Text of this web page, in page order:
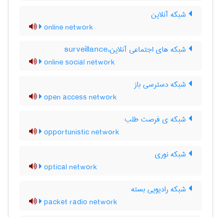
شبکه آنلاین
online network
شبکه های اجتماعی آنلاین،surveillance
online social network
شبکه دسترسی باز
open access network
شبکه ی فرصت طلب
opportunistic network
شبکه نوری
optical network
شبکه رادیویی بسته
packet radio network